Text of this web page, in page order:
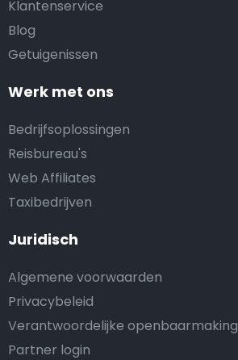
Klantenservice
Blog
Getuigenissen
Werk met ons
Bedrijfsoplossingen
Reisbureau's
Web Affiliates
Taxibedrijven
Juridisch
Algemene voorwaarden
Privacybeleid
Verantwoordelijke openbaarmaking
Partner login